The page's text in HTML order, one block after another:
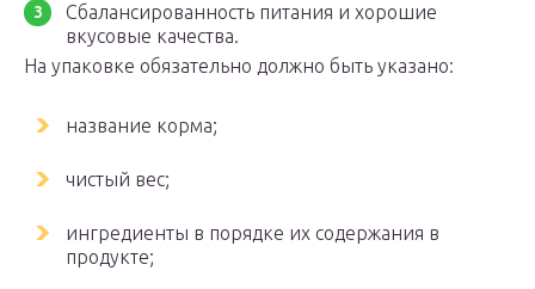
Сбалансированность питания и хорошие
вкусовые качества.
На упаковке обязательно должно быть указано:
название корма;
чистый вес;
ингредиенты в порядке их содержания в
продукте;